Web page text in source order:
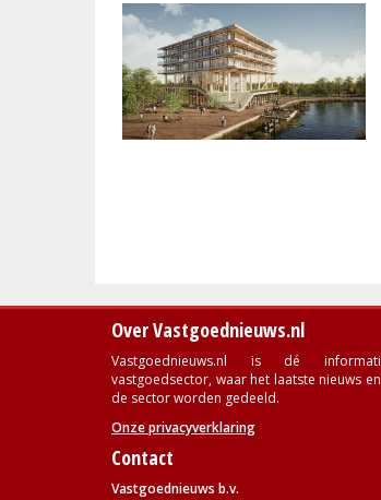
Over Vastgoednieuws.nl
Vastgoednieuws.nl is dé
vastgoedsector, waar het laatste nieuws
de sector worden gedeeld.
Onze privacyverklaring
Contact
Vastgoednieuws b.v.